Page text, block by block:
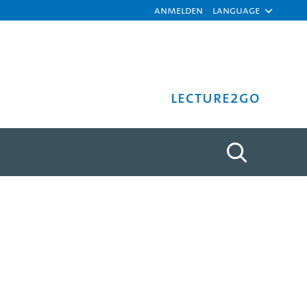
Anmelden Language
Lecture2Go